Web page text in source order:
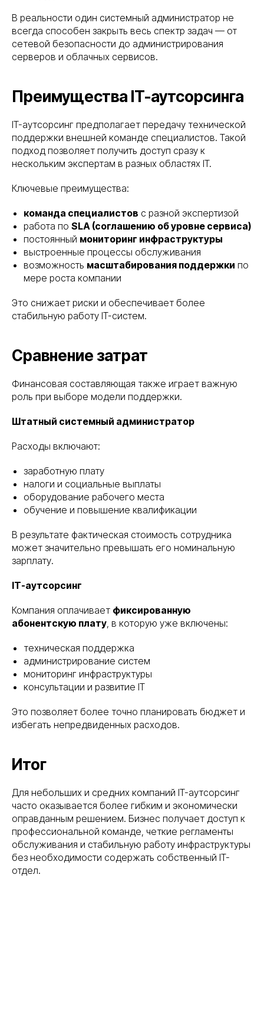
В реальности один системный администратор не
всегда способен закрыть весь спектр задач — от
сетевой безопасности до администрирования
серверов и облачных сервисов.
Преимущества IT-аутсорсинга
IT-аутсорсинг предполагает передачу технической
поддержки внешней команде специалистов. Такой
подход позволяет получить доступ сразу к
нескольким экспертам в разных областях IT.
Ключевые преимущества:
команда специалистов с разной экспертизой
работа по SLA (соглашению об уровне сервиса)
постоянный мониторинг инфраструктуры
выстроенные процессы обслуживания
возможность масштабирования поддержки по
мере роста компании
Это снижает риски и обеспечивает более
стабильную работу IT-систем.
Сравнение затрат
Финансовая составляющая также играет важную
роль при выборе модели поддержки.
Штатный системный администратор
Расходы включают:
заработную плату
налоги и социальные выплаты
оборудование рабочего места
обучение и повышение квалификации
В результате фактическая стоимость сотрудника
может значительно превышать его номинальную
зарплату.
IT-аутсорсинг
Компания оплачивает фиксированную
абонентскую плату, в которую уже включены:
техническая поддержка
администрирование систем
мониторинг инфраструктуры
консультации и развитие IT
Это позволяет более точно планировать бюджет и
избегать непредвиденных расходов.
Итог
Для небольших и средних компаний IT-аутсорсинг
часто оказывается более гибким и экономически
оправданным решением. Бизнес получает доступ к
профессиональной команде, четкие регламенты
обслуживания и стабильную работу инфраструктуры
без необходимости содержать собственный IT-
отдел.